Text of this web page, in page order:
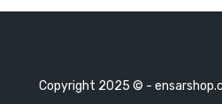
Copyright 2025 © -